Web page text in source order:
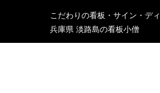
こだわりの看板・サイン・デ
兵庫県 淡路島の看板小僧